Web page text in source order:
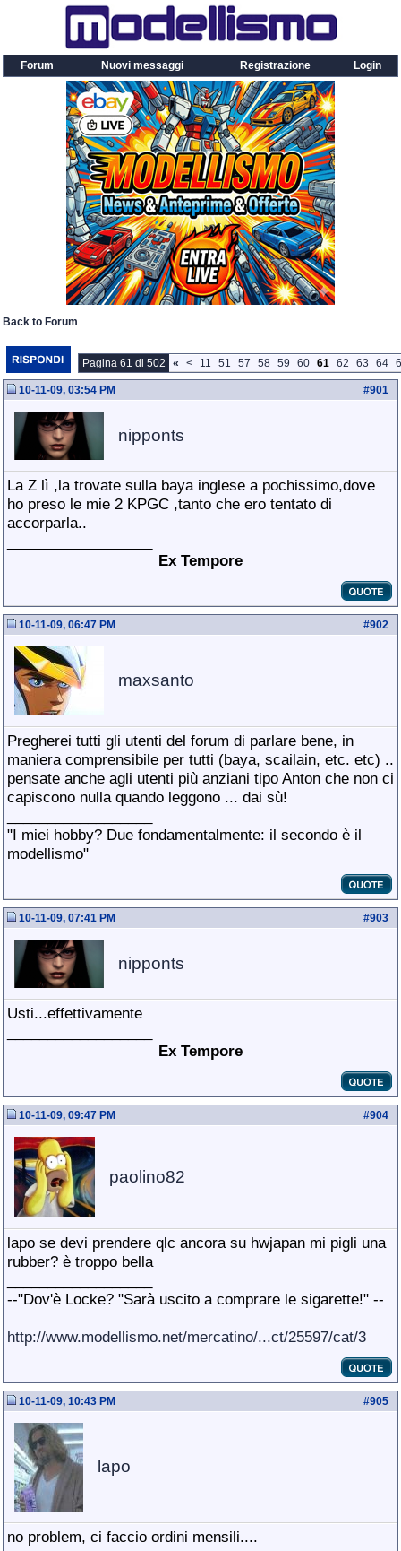
Forum Nuovi messaggi Registrazione Login
Back to Forum
Pagina 61 di 502 « < 11 51 57 58 59 60 61 62 63 64
#901
10-11-09, 03:54 PM
nipponts
La Z lì ,la trovate sulla baya inglese a pochissimo,dove
ho preso le mie 2 KPGC ,tanto che ero tentato di
accorparla..
Ex Tempore
#902
10-11-09, 06:47 PM
maxsanto
Pregherei tutti gli utenti del forum di parlare bene, in
maniera comprensibile per tutti (baya, scailain, etc. etc) ..
pensate anche agli utenti più anziani tipo Anton che non ci
capiscono nulla quando leggono ... dai sù!
"I miei hobby? Due fondamentalmente: il secondo è il
modellismo"
#903
10-11-09, 07:41 PM
nipponts
Usti...effettivamente
Ex Tempore
#904
10-11-09, 09:47 PM
paolino82
lapo se devi prendere qlc ancora su hwjapan mi pigli una
rubber? è troppo bella
--"Dov'è Locke? "Sarà uscito a comprare le sigarette!" --
http://www.modellismo.net/mercatino/...ct/25597/cat/3
#905
10-11-09, 10:43 PM
lapo
no problem, ci faccio ordini mensili....